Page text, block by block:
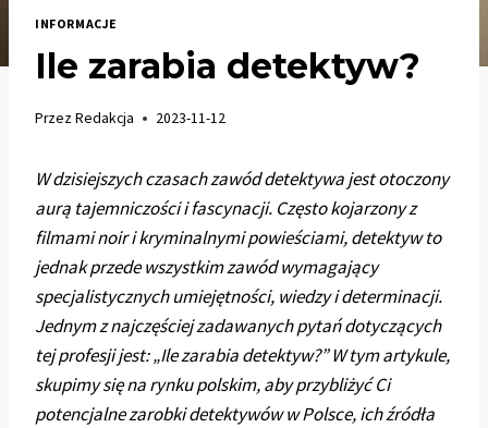
INFORMACJE
Ile zarabia detektyw?
PrzezRedakcja 2023-11-12
W dzisiejszych czasach zawód detektywa jest otoczony
aurą tajemniczości i fascynacji. Często kojarzony z
filmami noir i kryminalnymi powieściami, detektyw to
jednak przede wszystkim zawód wymagający
specjalistycznych umiejętności, wiedzy i determinacji.
Jednym z najczęściej zadawanych pytań dotyczących
tej profesji jest: „Ile zarabia detektyw?” W tym artykule,
skupimy się na rynku polskim, aby przybliżyć Ci
potencjalne zarobki detektywów w Polsce, ich źródła